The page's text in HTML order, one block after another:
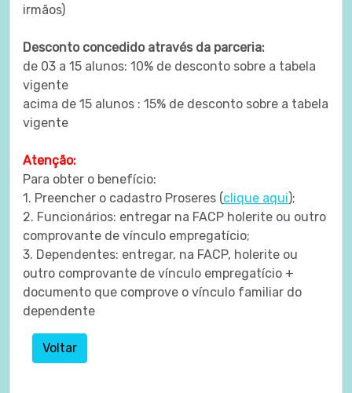
irmãos)
Desconto concedido através da parceria:
de 03 a 15 alunos: 10% de desconto sobre a tabela
vigente
acima de 15 alunos : 15% de desconto sobre a tabela
vigente
Atenção:
Para obter o benefício:
1. Preencher o cadastro Proseres (clique aqui);
2. Funcionários: entregar na FACP holerite ou outro
comprovante de vínculo empregatício;
3. Dependentes: entregar, na FACP, holerite ou
outro comprovante de vínculo empregatício +
documento que comprove o vínculo familiar do
dependente
Voltar